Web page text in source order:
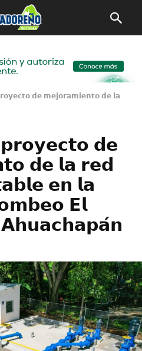
𝗱𝗲 𝗺𝗲𝗷𝗼𝗿𝗮𝗺𝗶𝗲𝗻𝘁𝗼 𝗱𝗲 𝗹𝗮
𝗱𝗲
𝗱𝗲 𝗹𝗮 𝗿𝗲𝗱
𝗲𝗻 𝗹𝗮
𝗘𝗹